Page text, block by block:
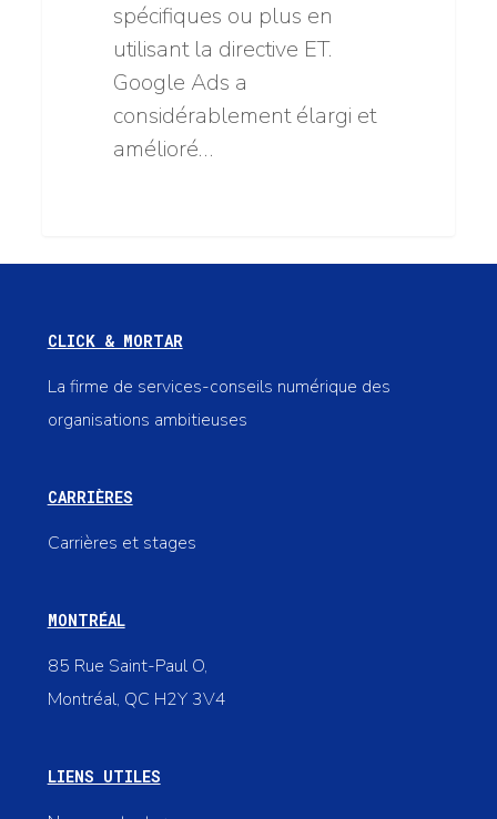
spécifiques ou plus en
utilisant la directive ET.
Google Ads a
considérablement élargi et
amélioré…
CLICK & MORTAR
La firme de services-conseils numérique des
organisations ambitieuses
CARRIÈRES
Carrières et stages
MONTRÉAL
85 Rue Saint-Paul O,
Montréal, QC H2Y 3V4
LIENS UTILES